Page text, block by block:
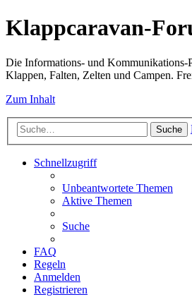
Klappcaravan-
Die Informations- und Kommunikations-
Klappen, Falten, Zelten und Campen.
Zum Inhalt
Suche
Schnellzugriff
Unbeantwortete Themen
Aktive Themen
Suche
FAQ
Regeln
Anmelden
Registrieren